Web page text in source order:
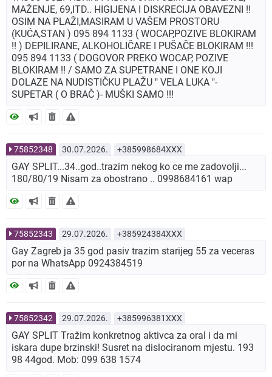
MAŽENJE, 69,ITD.. HIGIJENA I DISKRECIJA OBAVEZNI !!
OSIM NA PLAŽI,MASIRAM U VAŠEM PROSTORU
(KUĆA,STAN ) 095 894 1133 ( WOCAP,POZIVE BLOKIRAM
!! ) DEPILIRANE, ALKOHOLIČARE I PUŠAČE BLOKIRAM !!!
095 894 1133 ( DOGOVOR PREKO WOCAP, POZIVE
BLOKIRAM !! / SAMO ZA SUPETRANE I ONE KOJI
DOLAZE NA NUDISTIČKU PLAŽU " VELA LUKA "-
SUPETAR ( O BRAČ )- MUŠKI SAMO !!!
75852348 30.07.2026. +385998684XXX
GAY SPLIT...34..god..trazim nekog ko ce me zadovolji...
180/80/19 Nisam za obostrano .. 0998684161 wap
75852343 29.07.2026. +385924384XXX
Gay Zagreb ja 35 god pasiv trazim starijeg 55 za veceras
por na WhatsApp 0924384519
75852342 29.07.2026. +385996381XXX
GAY SPLIT Tražim konkretnog aktivca za oral i da mi
iskara dupe brzinski! Susret na dislociranom mjestu. 193
98 44god. Mob: 099 638 1574